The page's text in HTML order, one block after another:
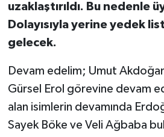
uzaklaştırıldı. Bu nedenle
Dolayısıyla yerine yedek
gelecek.
Devam edelim; Umut
Gürsel Erol görevine devam
alan isimlerin devamında
Sayek Böke ve Veli Ağbaba